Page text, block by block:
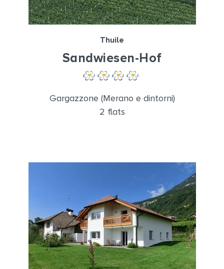
Thuile
Sandwiesen-Hof
Gargazzone (Merano e dintorni)
2 flats